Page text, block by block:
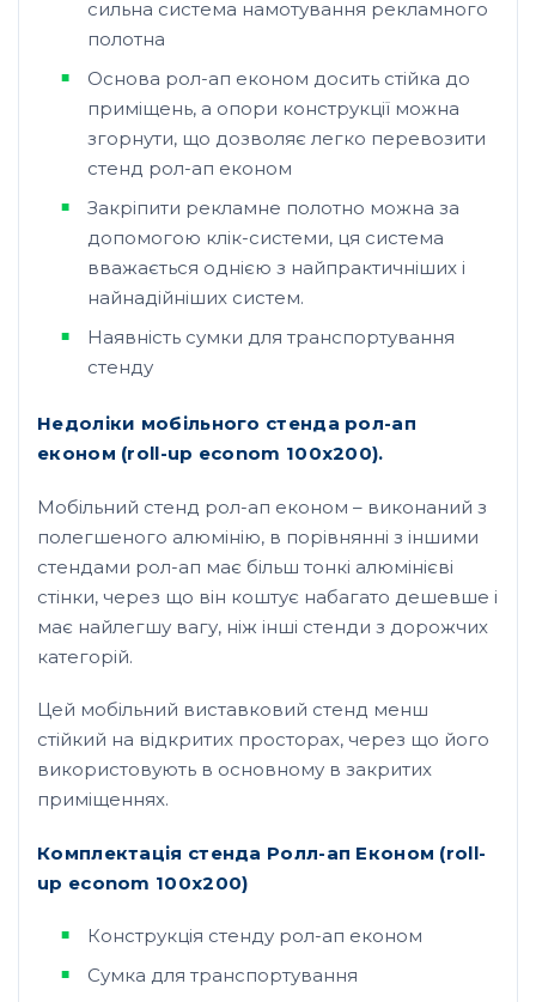
сильна система намотування рекламного
полотна
Основа рол-ап економ досить стійка до
приміщень, а опори конструкції можна
згорнути, що дозволяє легко перевозити
стенд рол-ап економ
Закріпити рекламне полотно можна за
допомогою клік-системи, ця система
вважається однією з найпрактичніших і
найнадійніших систем.
Наявність сумки для транспортування
стенду
Недоліки мобільного стенда рол-ап
економ (roll-up econom 100х200).
Мобільний стенд рол-ап економ – виконаний з
полегшеного алюмінію, в порівнянні з іншими
стендами рол-ап має більш тонкі алюмінієві
стінки, через що він коштує набагато дешевше і
має найлегшу вагу, ніж інші стенди з дорожчих
категорій.
Цей мобільний виставковий стенд менш
стійкий на відкритих просторах, через що його
використовують в основному в закритих
приміщеннях.
Комплектація стенда Ролл-ап Економ (roll-
up econom 100х200)
Конструкція стенду рол-ап економ
Сумка для транспортування